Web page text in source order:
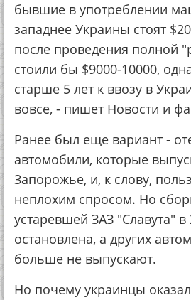
бывшие в употреблении
западнее Украины стоят
после проведения полной
стоили бы $9000-10000,
старше 5 лет к ввозу в
вовсе, - пишет Новости и
Ранее был еще вариант -
автомобили, которые
Запорожье, и, к слову,
неплохим спросом. Но
устаревшей ЗАЗ "Славута" в
остановлена, а других
больше не выпускают.
Но почему украинцы